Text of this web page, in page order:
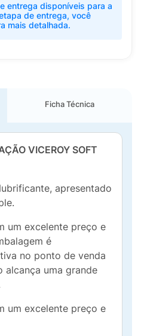
entrega disponíveis para a
de entrega, você
mais detalhada.
Ficha Técnica
VICEROY SOFT
apresentado
um excelente preço e
é
no ponto de venda
uma grande
um excelente preço e